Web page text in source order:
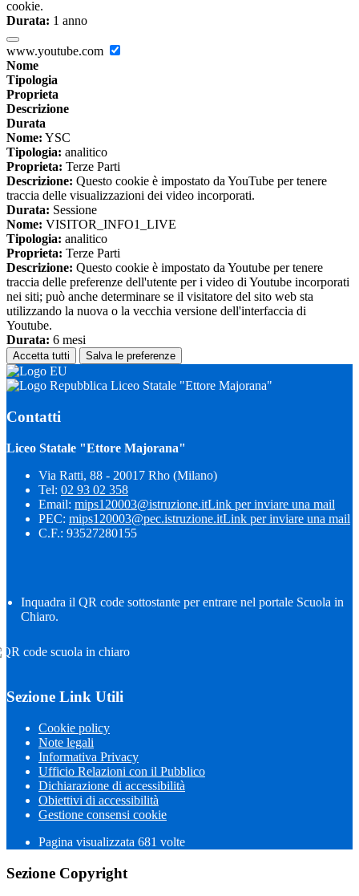
cookie.
Durata: 1 anno
www.youtube.com
Nome
Tipologia
Proprieta
Descrizione
Durata
Nome: YSC
Tipologia: analitico
Proprieta: Terze Parti
Descrizione: Questo cookie è impostato da YouTube per tenere
traccia delle visualizzazioni dei video incorporati.
Durata: Sessione
Nome: VISITOR_INFO1_LIVE
Tipologia: analitico
Proprieta: Terze Parti
Descrizione: Questo cookie è impostato da Youtube per tenere
traccia delle preferenze dell'utente per i video di Youtube incorporati
nei siti; può anche determinare se il visitatore del sito web sta
utilizzando la nuova o la vecchia versione dell'interfaccia di
Youtube.
Durata: 6 mesi
Accetta tutti Salva le preferenze
Liceo Statale "Ettore Majorana"
Contatti
Liceo Statale "Ettore Majorana"
Via Ratti, 88 - 20017 Rho (Milano)
Tel: 02 93 02 358
Email: mips120003@istruzione.itLink per inviare una mail
PEC: mips120003@pec.istruzione.itLink per inviare una mail
C.F.: 93527280155
Inquadra il QR code sottostante per entrare nel portale Scuola in
Chiaro.
Sezione Link Utili
Cookie policy
Note legali
Informativa Privacy
Ufficio Relazioni con il Pubblico
Dichiarazione di accessibilità
Obiettivi di accessibilità
Gestione consensi cookie
Pagina visualizzata 681 volte
Sezione Copyright